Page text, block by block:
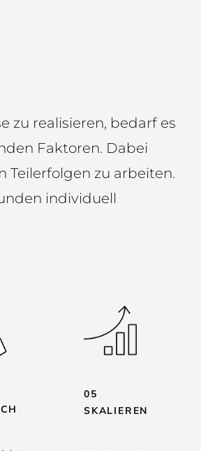
zu realisieren, bedarf es
Faktoren. Dabei
Teilerfolgen zu arbeiten.
individuell
05
SKALIEREN